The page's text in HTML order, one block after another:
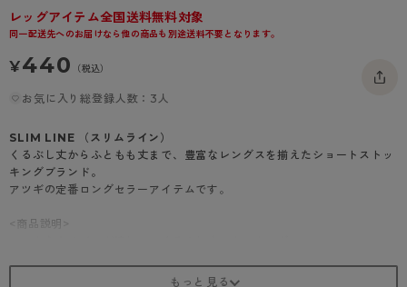
ソックス・靴下
- タンクトップ
CLINICAL
ハイジュニ
お問い合わせについて
レッグアイテム全国送料無料対象
同一配送先へのお届けなら他の商品も別途送料不要となります。
¥440 （税込）
お気に入り総登録人数：3人
SLIM LINE （スリムライン）
くるぶし丈からふともも丈まで、豊富なレングスを揃えたショートストッ
キングブランド。
アツギの定番ロングセラーアイテムです。
<商品説明>